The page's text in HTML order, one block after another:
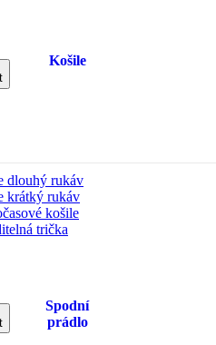
Košile
dlouhý rukáv
krátký rukáv
košile
trička
Spodní
prádlo